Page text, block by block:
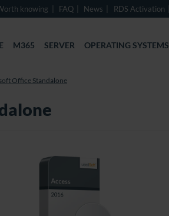
knowing FAQ News RDS Activation
M365 SERVER OPERATING SYSTEMS
Office Standalone